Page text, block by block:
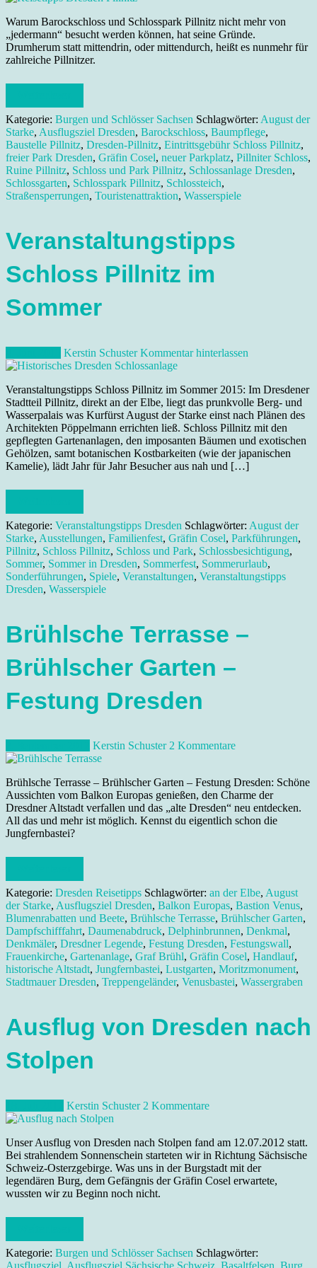
Warum Barockschloss und Schlosspark Pillnitz nicht mehr von
„jedermann“ besucht werden können, hat seine Gründe.
Drumherum statt mittendrin, oder mittendurch, heißt es nunmehr für
zahlreiche Pillnitzer.
Kategorie: Burgen und Schlösser Sachsen Schlagwörter: August der
Starke, Ausflugsziel Dresden, Barockschloss, Baumpflege,
Baustelle Pillnitz, Dresden-Pillnitz, Eintrittsgebühr Schloss Pillnitz,
freier Park Dresden, Gräfin Cosel, neuer Parkplatz, Pillniter Schloss,
Ruine Pillnitz, Schloss und Park Pillnitz, Schlossanlage Dresden,
Schlossgarten, Schlosspark Pillnitz, Schlossteich,
Straßensperrungen, Touristenattraktion, Wasserspiele
Veranstaltungstipps
Schloss Pillnitz im
Sommer
Kerstin Schuster Kommentar hinterlassen
Veranstaltungstipps Schloss Pillnitz im Sommer 2015: Im Dresdener
Stadtteil Pillnitz, direkt an der Elbe, liegt das prunkvolle Berg- und
Wasserpalais was Kurfürst August der Starke einst nach Plänen des
Architekten Pöppelmann errichten ließ. Schloss Pillnitz mit den
gepflegten Gartenanlagen, den imposanten Bäumen und exotischen
Gehölzen, samt botanischen Kostbarkeiten (wie der japanischen
Kamelie), lädt Jahr für Jahr Besucher aus nah und […]
Kategorie: Veranstaltungstipps Dresden Schlagwörter: August der
Starke, Ausstellungen, Familienfest, Gräfin Cosel, Parkführungen,
Pillnitz, Schloss Pillnitz, Schloss und Park, Schlossbesichtigung,
Sommer, Sommer in Dresden, Sommerfest, Sommerurlaub,
Sonderführungen, Spiele, Veranstaltungen, Veranstaltungstipps
Dresden, Wasserspiele
Brühlsche Terrasse –
Brühlscher Garten –
Festung Dresden
Kerstin Schuster 2 Kommentare
Brühlsche Terrasse – Brühlscher Garten – Festung Dresden: Schöne
Aussichten vom Balkon Europas genießen, den Charme der
Dresdner Altstadt verfallen und das „alte Dresden“ neu entdecken.
All das und mehr ist möglich. Kennst du eigentlich schon die
Jungfernbastei?
Kategorie: Dresden Reisetipps Schlagwörter: an der Elbe, August
der Starke, Ausflugsziel Dresden, Balkon Europas, Bastion Venus,
Blumenrabatten und Beete, Brühlsche Terrasse, Brühlscher Garten,
Dampfschifffahrt, Daumenabdruck, Delphinbrunnen, Denkmal,
Denkmäler, Dresdner Legende, Festung Dresden, Festungswall,
Frauenkirche, Gartenanlage, Graf Brühl, Gräfin Cosel, Handlauf,
historische Altstadt, Jungfernbastei, Lustgarten, Moritzmonument,
Stadtmauer Dresden, Treppengeländer, Venusbastei, Wassergraben
Ausflug von Dresden nach
Stolpen
Kerstin Schuster 2 Kommentare
Unser Ausflug von Dresden nach Stolpen fand am 12.07.2012 statt.
Bei strahlendem Sonnenschein starteten wir in Richtung Sächsische
Schweiz-Osterzgebirge. Was uns in der Burgstadt mit der
legendären Burg, dem Gefängnis der Gräfin Cosel erwartete,
wussten wir zu Beginn noch nicht.
Kategorie: Burgen und Schlösser Sachsen Schlagwörter:
Ausflugsziel Ausflugsziel Sächsische Schweiz Basaltfelsen Burg